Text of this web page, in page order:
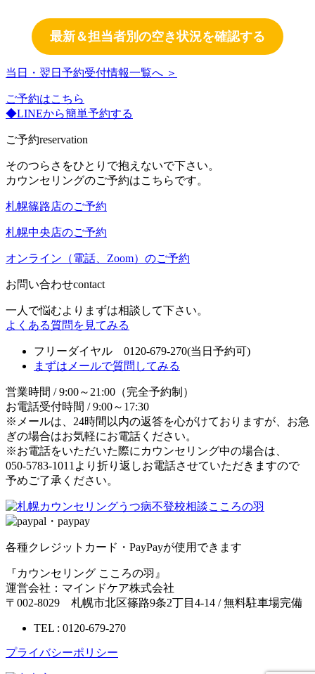
最新＆担当者別の空き状況を確認する
当日・翌日予約受付情報一覧へ ＞
ご予約はこちら
◆LINEから簡単予約する
ご予約reservation
そのつらさをひとりで抱えないで下さい。
カウンセリングのご予約はこちらです。
札幌篠路店のご予約
札幌中央店のご予約
オンライン（電話、Zoom）のご予約
お問い合わせcontact
一人で悩むよりまずは相談して下さい。
よくある質問を見てみる
フリーダイヤル 0120-679-270(当日予約可)
まずはメールで質問してみる
営業時間 / 9:00～21:00（完全予約制）
お電話受付時間 / 9:00～17:30
※メールは、24時間以内の返答を心がけておりますが、お急
ぎの場合はお気軽にお電話ください。
※お電話をいただいた際にカウンセリング中の場合は、
050-5783-1011より折り返しお電話させていただきますので
予めご了承ください。
各種クレジットカード・PayPayが使用できます
『カウンセリング こころの羽』
運営会社：マインドケア株式会社
〒002-8029 札幌市北区篠路9条2丁目4-14 / 無料駐車場完備
TEL : 0120-679-270
プライバシーポリシー